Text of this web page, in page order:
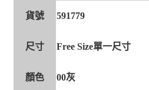
貨號 591779
尺寸 Free Size單一尺寸
顏色 00灰